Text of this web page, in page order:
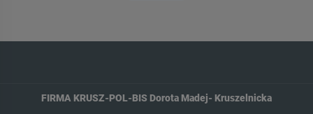
FIRMA KRUSZ-POL-BIS Dorota Madej- Kruszelnicka